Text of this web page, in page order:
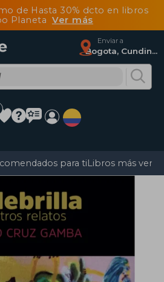
de Hasta 30% dcto en libros
Planeta Ver más
Enviar a
Bogota, Cundinamarca
para tiLibros más